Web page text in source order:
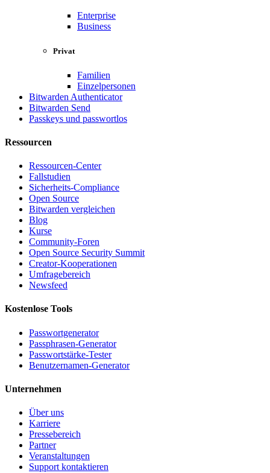
Enterprise
Business
Privat
Familien
Einzelpersonen
Bitwarden Authenticator
Bitwarden Send
Passkeys und passwortlos
Ressourcen
Ressourcen-Center
Fallstudien
Sicherheits-Compliance
Open Source
Bitwarden vergleichen
Blog
Kurse
Community-Foren
Open Source Security Summit
Creator-Kooperationen
Umfragebereich
Newsfeed
Kostenlose Tools
Passwortgenerator
Passphrasen-Generator
Passwortstärke-Tester
Benutzernamen-Generator
Unternehmen
Über uns
Karriere
Pressebereich
Partner
Veranstaltungen
Support kontaktieren